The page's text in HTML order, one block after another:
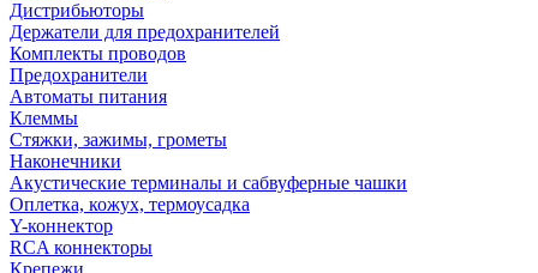
Дистрибьюторы
Держатели для предохранителей
Комплекты проводов
Предохранители
Автоматы питания
Клеммы
Стяжки, зажимы, грометы
Наконечники
Акустические терминалы и сабвуферные чашки
Оплетка, кожух, термоусадка
Y-коннектор
RCA коннекторы
Крепежи